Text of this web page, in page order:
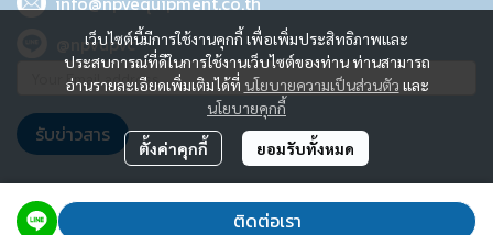
ติดต่อเรา
เว็บไซต์นี้มีการใช้งานคุกกี้ เพื่อเพิ่มประสิทธิภาพและ
ประสบการณ์ที่ดีในการใช้งานเว็บไซต์ของท่าน ท่านสามารถ
อ่านรายละเอียดเพิ่มเติมได้ที่ นโยบายความเป็นส่วนตัว และ
นโยบายคุกกี้
ตั้งค่าคุกกี้ ยอมรับทั้งหมด
@npvupvc
รับข่าวสาร
2023 © N.P.V. EQUIPMENT LTD., PART.